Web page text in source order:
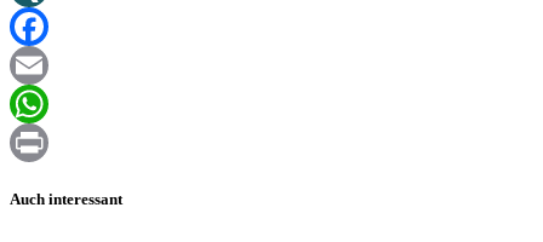
XING
Facebook
Email
WhatsApp
Auch interessant